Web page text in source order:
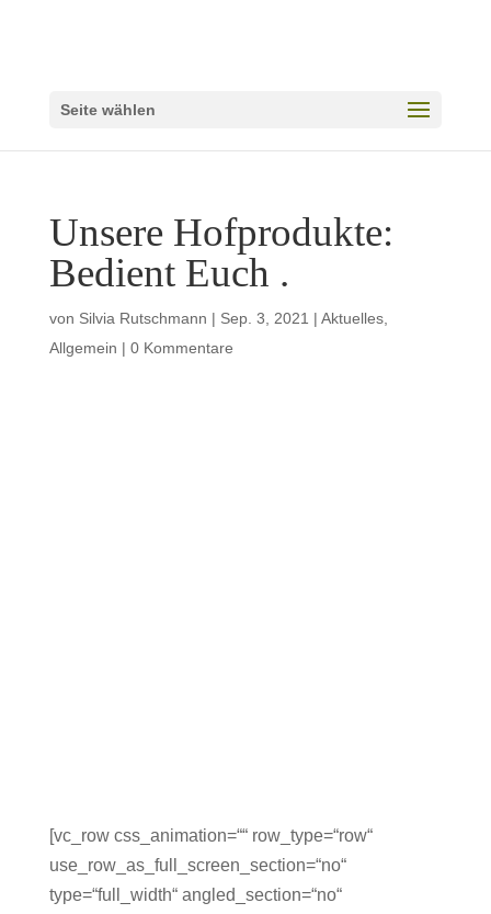
Seite wählen
Unsere Hofprodukte:
Bedient Euch .
von Silvia Rutschmann | Sep. 3, 2021 | Aktuelles,
Allgemein | 0 Kommentare
[vc_row css_animation=““ row_type=“row“
use_row_as_full_screen_section=“no“
type=“full_width“ angled_section=“no“